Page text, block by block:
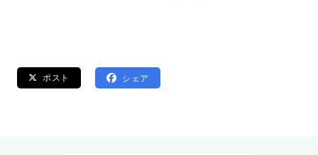
ポスト シェア